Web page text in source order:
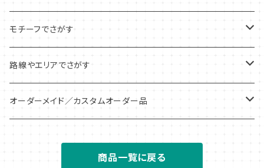
アクリルキーホルダー
アクリルチャーム
アンブレラ/ボトルマーカー
モチーフでさがす
ピクトグラム
信号・標識
路線やエリアでさがす
全国
オーダーメイド／カスタムオーダー品
商品一覧に戻る